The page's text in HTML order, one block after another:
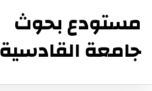
مستودع بحوث
جامعة القادسية